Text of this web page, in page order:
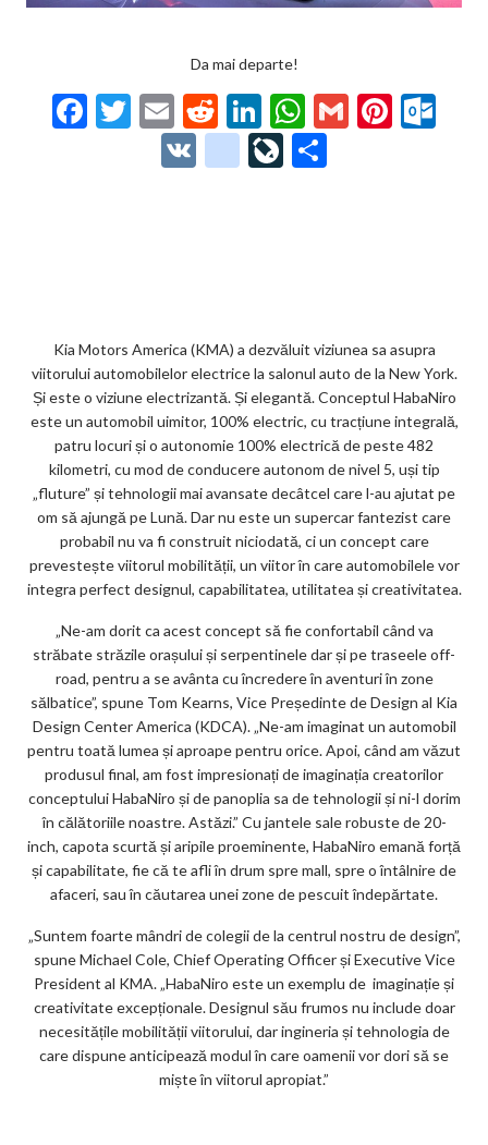
Da mai departe!
F T
w
itt
E
m
ai
R
e
d
Li
n
ke
W
h
at
G Pi
V
g
o
o
k
m
ar
ks
Li
Kia Motors America (KMA) a dezvăluit viziunea sa asupra
viitorului automobilelor electrice la salonul auto de la New York.
Și este o viziune electrizantă. Și elegantă. Conceptul HabaNiro
este un automobil uimitor, 100% electric, cu tracțiune integrală,
patru locuri și o autonomie 100% electrică de peste 482
kilometri, cu mod de conducere autonom de nivel 5, uși tip
„fluture” și tehnologii mai avansate decâtcel care l-au ajutat pe
om să ajungă pe Lună. Dar nu este un supercar fantezist care
probabil nu va fi construit niciodată, ci un concept care
prevestește viitorul mobilității, un viitor în care automobilele vor
integra perfect designul, capabilitatea, utilitatea și creativitatea.
„Ne-am dorit ca acest concept să fie confortabil când va
străbate străzile orașului și serpentinele dar și pe traseele off-
road, pentru a se avânta cu încredere în aventuri în zone
sălbatice”, spune Tom Kearns, Vice Președinte de Design al Kia
Design Center America (KDCA). „Ne-am imaginat un automobil
pentru toată lumea și aproape pentru orice. Apoi, când am văzut
produsul final, am fost impresionați de imaginația creatorilor
conceptului HabaNiro și de panoplia sa de tehnologii și ni-l dorim
în călătoriile noastre. Astăzi.” Cu jantele sale robuste de 20-
inch, capota scurtă și aripile proeminente, HabaNiro emană forță
și capabilitate, fie că te afli în drum spre mall, spre o întâlnire de
afaceri, sau în căutarea unei zone de pescuit îndepărtate.
„Suntem foarte mândri de colegii de la centrul nostru de design”,
spune Michael Cole, Chief Operating Officer și Executive Vice
President al KMA. „HabaNiro este un exemplu de imaginație și
creativitate excepționale. Designul său frumos nu include doar
necesitățile mobilității viitorului, dar ingineria și tehnologia de
care dispune anticipează modul în care oamenii vor dori să se
miște în viitorul apropiat.”